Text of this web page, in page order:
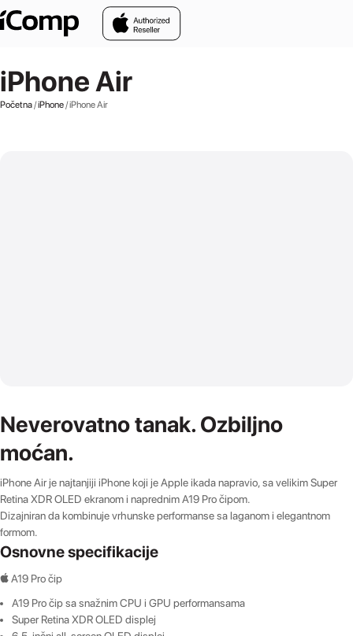
Skip to main content
iPhone Air
Početna/iPhone/ iPhone Air
Neverovatno tanak. Ozbiljno
moćan.
iPhone Air je najtanjiji iPhone koji je Apple ikada napravio, sa velikim Super
Retina XDR OLED ekranom i naprednim A19 Pro čipom.
Dizajniran da kombinuje vrhunske performanse sa laganom i elegantnom
formom.
Osnovne specifikacije
 A19 Pro čip
A19 Pro čip sa snažnim CPU i GPU performansama
Super Retina XDR OLED displej